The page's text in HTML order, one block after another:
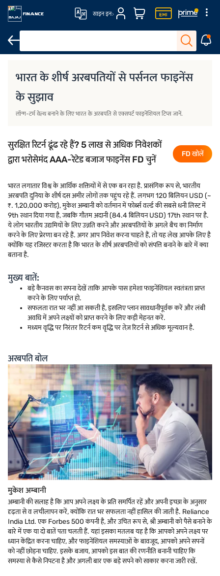
साइन इन
भारत के शीर्ष अरबपतियों से पर्सनल फाइनेंस
के सुझाव
लॉन्ग-टर्म वेल्थ बनाने के लिए भारत के अरबपति से एक्सपर्ट फाइनेंशियल टिप्स जानें.
सुरक्षित रिटर्न ढूंढ रहे हैं? 5 लाख से अधिक निवेशकों
द्वारा भरोसेमंद AAA-रेटेड बजाज फाइनेंस FD चुनें
FD खोलें
भारत लगातार विश्व के आर्थिक शक्तियों में से एक बन रहा है. प्रासंगिक रूप से, भारतीय
अरबपति दुनिया के शीर्ष दस अमीर लोगों तक पहुंच रहे हैं. लगभग 120 बिलियन USD (~
₹. 1,20,000 करोड़), मुकेश अम्बानी को वर्तमान में फोर्ब्स वर्ल्ड की सबसे धनी लिस्ट में
9th स्थान दिया गया है, जबकि गौतम अदानी (84.4 बिलियन USD) 17th स्थान पर है.
ये लोग भारतीय उद्यमियों के लिए उन्नति करने और अरबपतियों के अगले बैच का निर्माण
करने के लिए प्रेरणा बन रहे हैं. अगर आप निवेश करना चाहते हैं, तो यह लेख आपके लिए है
क्योंकि यह रजिस्टर करता है कि भारत के शीर्ष अरबपतियों को संपत्ति बनाने के बारे में क्या
बताना है.
मुख्य बातें:
बड़े कैनवस का सपना देखें ताकि आपके पास हमेशा फाइनेंशियल स्वतंत्रता प्राप्त
करने के लिए पर्याप्त हो.
सफलता रात भर नहीं आ सकती है, इसलिए प्लान सावधानीपूर्वक करें और लंबी
अवधि में अपने लक्ष्यों को प्राप्त करने के लिए कड़ी मेहनत करें.
मध्यम वृद्धि पर निरंतर रिटर्न कम वृद्धि पर तेज़ रिटर्न से अधिक मूल्यवान है.
अरबपति बोल
मुकेश अम्बानी
अम्बानी की सलाह है कि आप अपने लक्ष्य के प्रति समर्पित रहें और अपनी इच्छा के अनुसार
दृढ़ता से व लचीलापन करें, क्योंकि रात भर सफलता नहीं हासिल की जाती है. Reliance
India Ltd. एक Forbes 500 कंपनी है, और उचित रूप से, श्री अम्बानी को पैसे बनाने के
बारे में एक या दो बातें पता चलती हैं. यहां इसका मतलब यह है कि आपको अपने लक्ष्य पर
ध्यान केंद्रित करना चाहिए, और फाइनेंशियल समस्याओं के बावजूद, आपको अपने सपनों
को नहीं छोड़ना चाहिए. इसके बजाय, आपको इस बात की रणनीति बनानी चाहिए कि
समस्या से कैसे निपटना है और अगली बार एक बड़े सपने को साकार करना जारी रखें.